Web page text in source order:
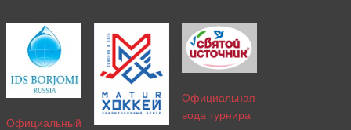
Официальный
Официальная
вода турнира